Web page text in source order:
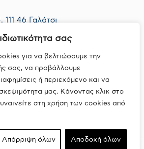
σας
για να βελτιώσουμε την
σας, να προβάλλουμε
ή περιεχόμενο και να
μας. Κάνοντας κλικ στο
στη χρήση των cookies από
Απόρριψη όλων Αποδοχή όλων
46 Γαλάτσι
1048 Οικ. 06Ν, 190 01 Ζαπάνι